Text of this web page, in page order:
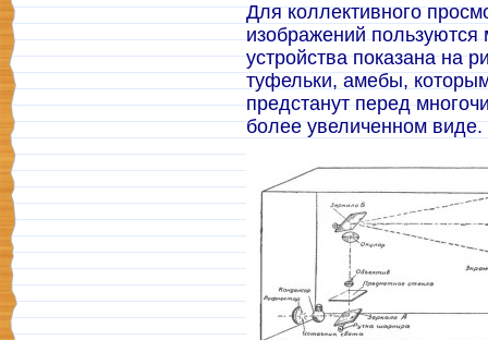
Для коллективного
изображений пользуются
устройства показана на
туфельки, амебы,
предстанут перед
более увеличенном виде.